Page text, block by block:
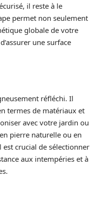
il reste à le
permet non seulement
globale de votre
une surface
réfléchi. Il
termes de matériaux et
avec votre jardin ou
pierre naturelle ou en
crucial de sélectionner
aux intempéries et à